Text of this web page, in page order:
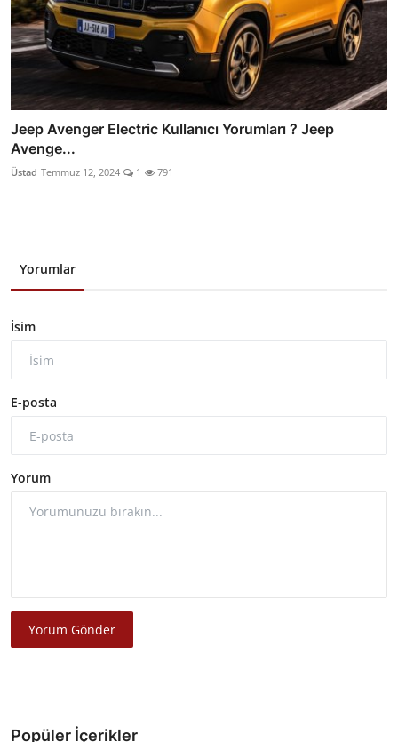
Jeep Avenger Electric Kullanıcı Yorumları ? Jeep
Avenge...
Üstad Temmuz 12, 2024 1 791
Yorumlar
İsim
E-posta
Yorum
Yorum Gönder
Popüler İçerikler